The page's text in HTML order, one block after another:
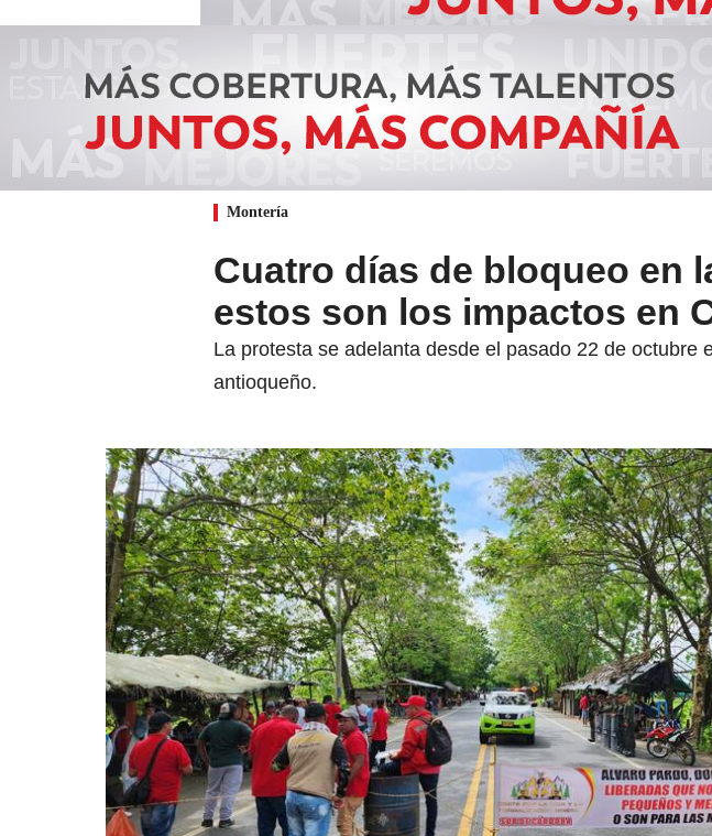
Montería
Cuatro días de bloqueo en
estos son los impactos en
La protesta se adelanta desde el pasado 22 de
antioqueño.